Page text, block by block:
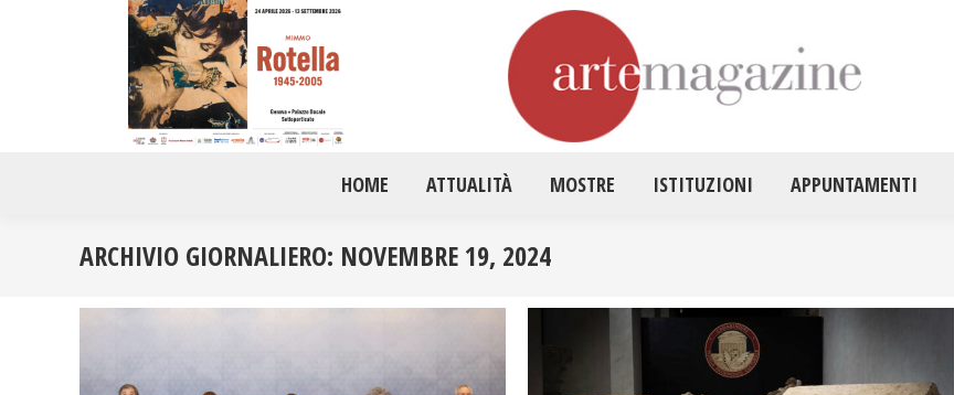
HOME ATTUALITÀ MOSTRE ISTITUZIONI APPUNTAMENTI
ARCHIVIO GIORNALIERO: NOVEMBRE 19, 2024
HOME